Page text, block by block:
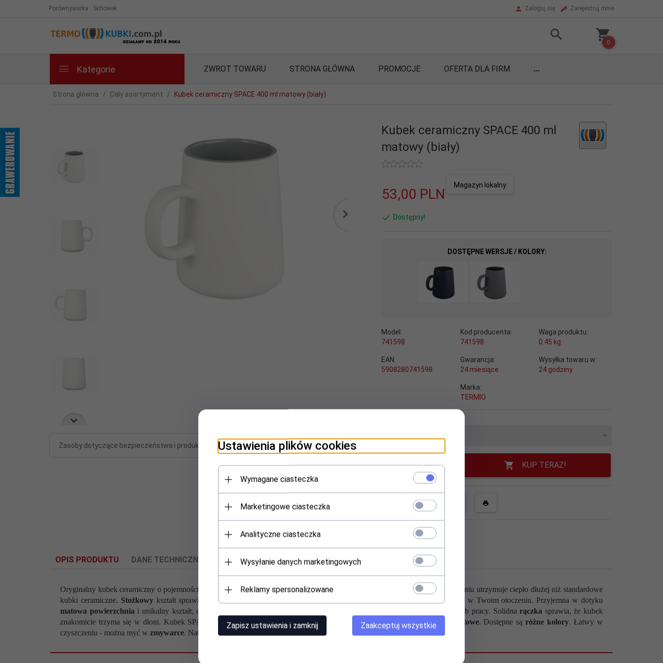
Porównywarka Schowek Zaloguj się Zarejestruj mnie
0
Kategorie ZWROT TOWARU STRONA GŁÓWNA PROMOCJE OFERTA DLA FIRM ...
Strona główna Cały asortyment Kubek ceramiczny SPACE 400 ml matowy (biały)
Zasoby dotyczące bezpieczeństwa i produktów
Kubek ceramiczny SPACE 400 ml
matowy (biały)
53,00 PLN
Magazyn lokalny
Dostępny!
DOSTĘPNE WERSJE / KOLORY:
Model:
741598
Kod producenta:
741598
Waga produktu:
0.45 kg
EAN:
5908280741598
Gwarancja:
24 miesiące
Wysyłka towaru w:
24 godziny
Marka:
TERMIO
BEZ GRATISU
KUP TERAZ!
OPIS PRODUKTU DANE TECHNICZNE OPINIE KLIENTÓW
Oryginalny kubek ceramiczny o pojemności 400 ml zmatowymwykończeniem.Wykonany z
ceramiki, która po nagrzaniu utrzymuje ciepło dłużej niż standardowe
kubki ceramiczne. Stożkowykształt sprawia, że kubek i przykuje ciekawość w Twoim otoczeniu. Przyjemna w dotyku
matowa powierzchnia i unikalny kształt, czyni go wyjątkowym kubkiem, którym możesz cieszyć się na co dzień w domu lub pracy. Solidnarączka sprawia, że kubek
znakomicie trzyma się w dłoni. Kubek SPACE to dwukolorowy kubek: na zewnątrz jest
biały, natomiast jego wnętrze grafitowe. Dostępne sąróżne kolory. Łatwy w
czyszczeniu - można myć w zmywarce. Naturalnie wolny od BPA. Nie jest to model o specjalnych właściwościach termicznych.
Średnica
korpusu u
9.2 cm
Ustawienia plików cookies
Wymagane ciasteczka
Marketingowe ciasteczka
Analityczne ciasteczka
Wysyłanie danych marketingowych
Reklamy spersonalizowane
Zapisz ustawienia i zamknij Zaakceptuj wszystkie